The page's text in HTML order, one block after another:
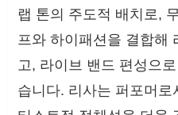
랩 톤의 주도적 배치로,
프와 하이패션을 결합해
고, 라이브 밴드 편성으
습니다. 리사는 퍼포머